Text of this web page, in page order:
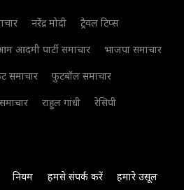
नरेंद्र मोदी
ट्रैवल टिप्स
आदमी पार्टी समाचार
भाजपा समाचार
समाचार
फुटबॉल समाचार
राहुल गांधी
रेसिपी
नियम हमसे संपर्क करें
हमारे उसूल